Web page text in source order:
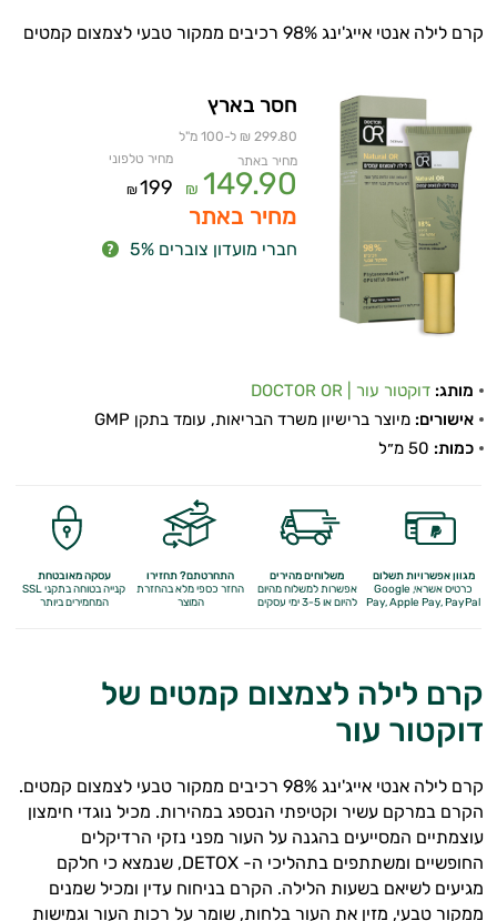
קרם לילה אנטי אייג'ינג 98% רכיבים ממקור טבעי לצמצום קמטים
חסר בארץ
299.80 ₪ ל-100 מ"ל
מחיר באתר
149.90
₪
מחיר טלפוני
199
₪
מחיר באתר
חברי מועדון צוברים 5%
מותג: דוקטור עור | DOCTOR OR
אישורים: מיוצר ברישיון משרד הבריאות, עומד בתקן GMP
כמות:
מגוון אפשרויות תשלום
כרטיס אשראי, Google
Pay,Apple Pay, PayPal
משלוחים מהירים
אפשרות למשלוח מהיום
להיום או 3-5 ימי עסקים
התחרטתם? תחזירו
החזר כספי מלאבהחזרת
המוצר
עסקה מאובטחת
קנייה בטוחה בתקני SSL
המחמירים ביותר
קרם לילה לצמצום קמטים של
דוקטור עור
קרם לילה אנטי אייג'ינג 98% רכיבים ממקור טבעי לצמצום קמטים.
הקרם במרקם עשיר וקטיפתי הנספג במהירות. מכיל נוגדי חימצון
עוצמתיים המסייעים בהגנה על העור מפני נזקי הרדיקלים
החופשיים ומשתתפים בתהליכי ה- DETOX, שנמצא כי חלקם
מגיעים לשיאם בשעות הלילה. הקרם בניחוח עדין ומכיל שמנים
ממקור טבעי, מזין את העור בלחות, שומר על רכות העור וגמישות